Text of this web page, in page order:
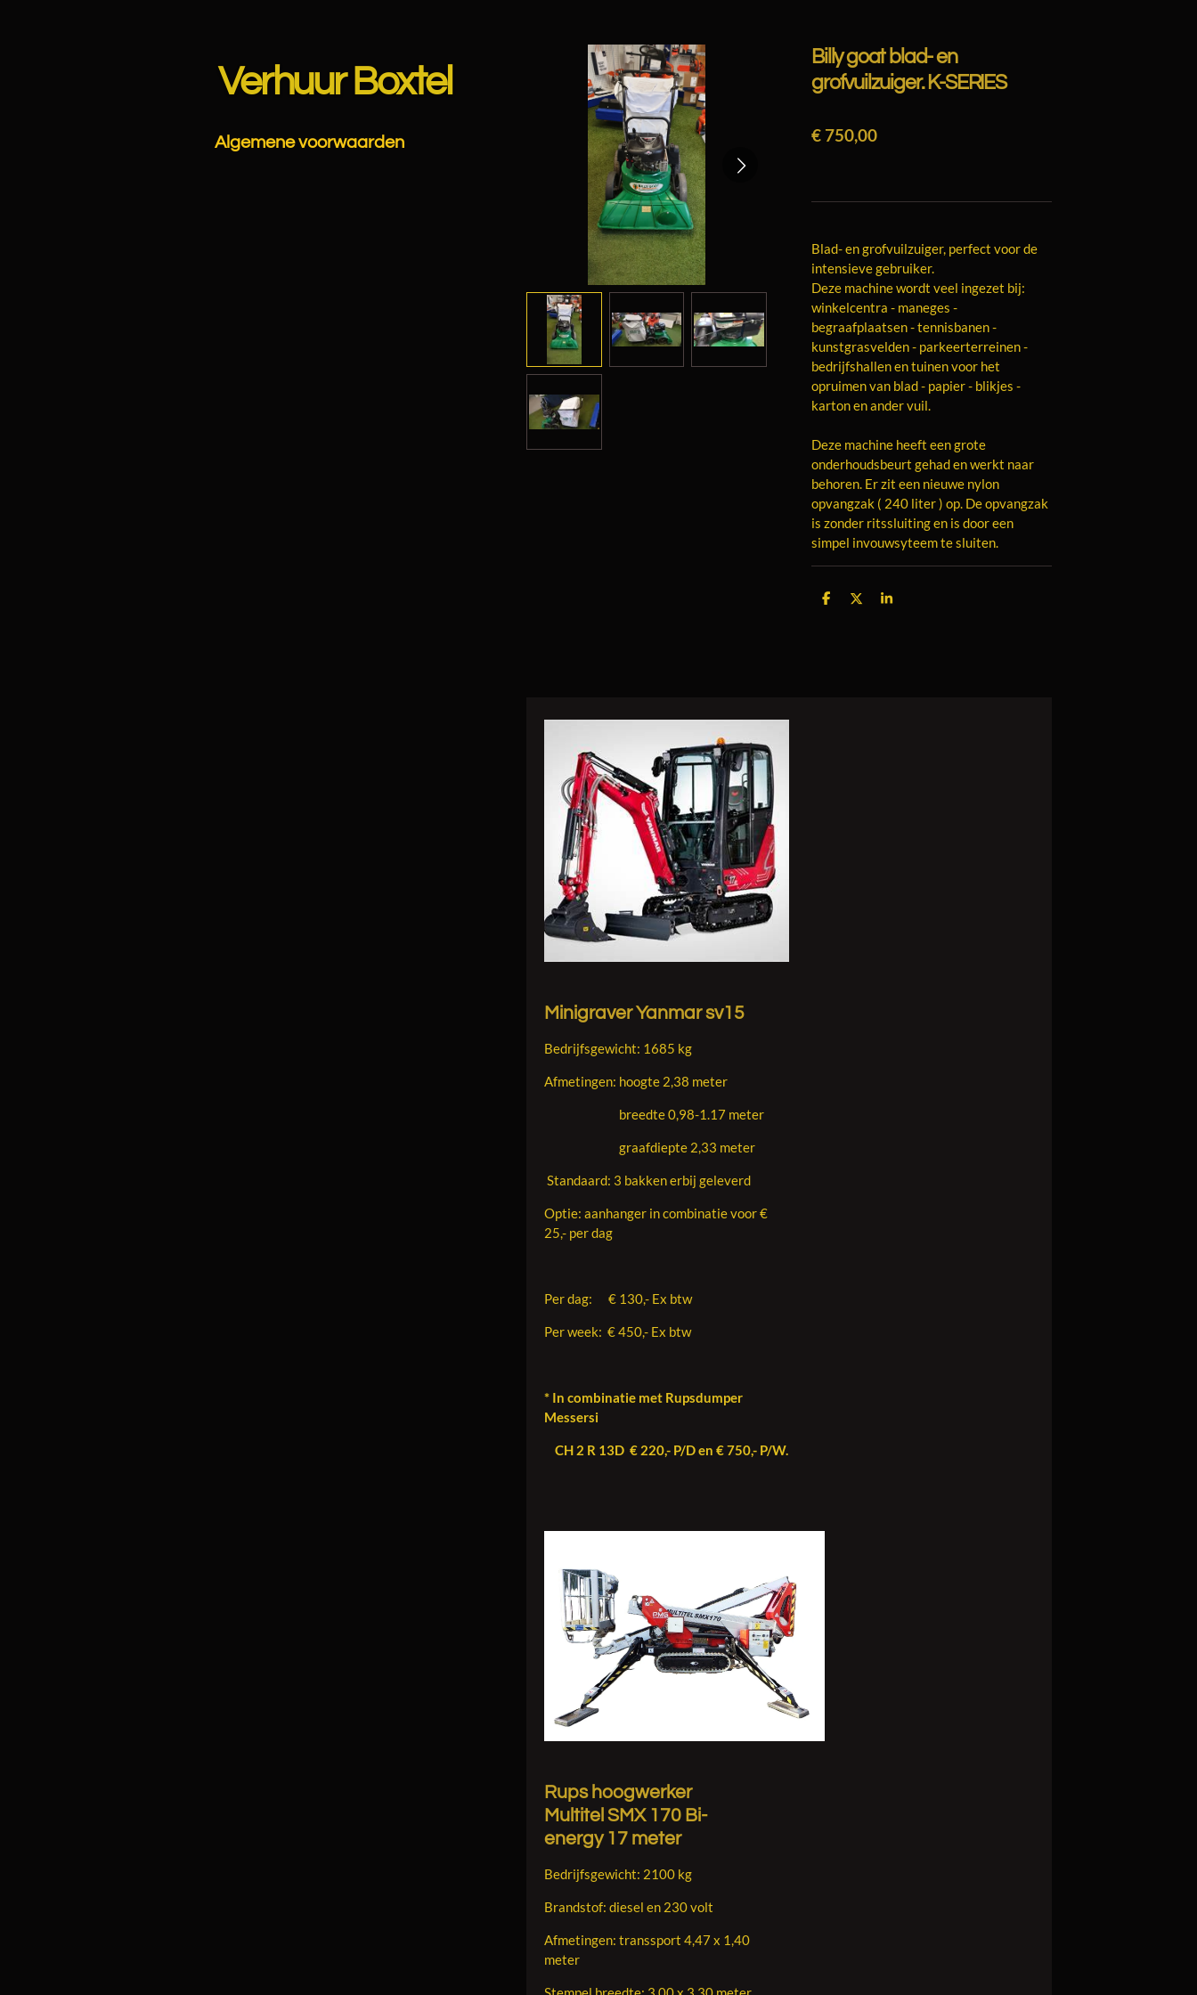
Billy goat blad- en
grofvuilzuiger. K-SERIES
€ 750,00
Blad- en grofvuilzuiger, perfect voor de
intensieve gebruiker.
Deze machine wordt veel ingezet bij:
winkelcentra - maneges -
begraafplaatsen - tennisbanen -
kunstgrasvelden - parkeerterreinen -
bedrijfshallen en tuinen voor het
opruimen van blad - papier - blikjes -
karton en ander vuil.
Deze machine heeft een grote
onderhoudsbeurt gehad en werkt naar
behoren. Er zit een nieuwe nylon
opvangzak ( 240 liter ) op. De opvangzak
is zonder ritssluiting en is door een
simpel invouwsyteem te sluiten.
D
D
S
Minigraver Yanmar sv15
Bedrijfsgewicht: 1685 kg
Afmetingen: hoogte 2,38 meter
breedte 0,98-1.17 meter
graafdiepte 2,33 meter
Standaard: 3 bakken erbij geleverd
Optie: aanhanger in combinatie voor €
25,- per dag
Per dag: € 130,- Ex btw
Per week: € 450,- Ex btw
* In combinatie met Rupsdumper
Messersi
CH 2 R 13D € 220,- P/D en € 750,- P/W.
Rups hoogwerker
Multitel SMX 170 Bi-
energy 17 meter
Bedrijfsgewicht: 2100 kg
Brandstof: diesel en 230 volt
Afmetingen: transsport 4,47 x 1,40
meter
Verhuur Boxtel
Algemene voorwaarden